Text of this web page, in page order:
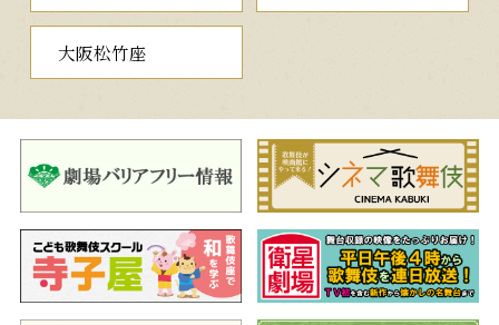
連れが現れます。二人は満祐の前で奉納の舞を披露しますが、や
但馬の霊長“こうのとり”を題材に新たに書き下ろされた、ご当
地但馬地方が舞台の舞踊劇です。これまで永楽館で上演した18演
しい華やかな舞台にどうかご期待ください。
※昼の部／夜の部 同一演目にて上演します。
大阪松竹座